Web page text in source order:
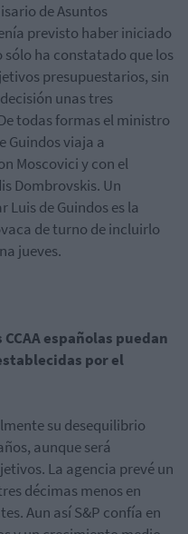
de Asuntos
previsto haber iniciado
sólo ha constatado que los
presupuestarios, sin
unas tres
todas formas el ministro
Guindos viaja a
Moscovici y con el
Dombrovskis. Un
de Guindos es la
de turno de incluirlo
jueves.
españolas puedan
por el
su desequilibrio
aunque será
La agencia prevé un
décimas menos en
Aun así S&P confía en